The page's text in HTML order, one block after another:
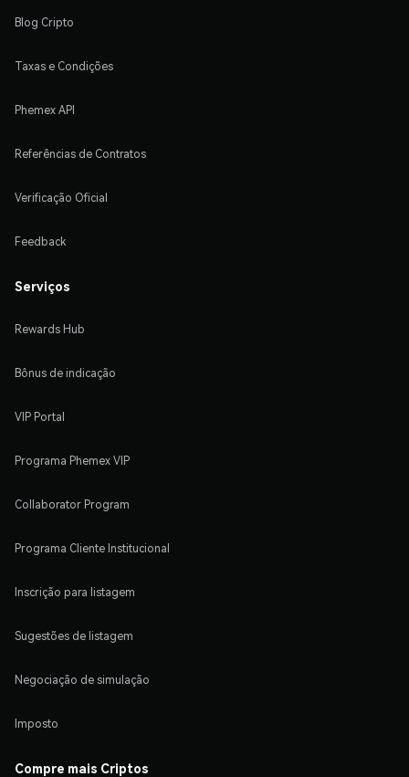
Blog Cripto
Taxas e Condições
Phemex API
Referências de Contratos
Verificação Oficial
Feedback
Serviços
Rewards Hub
Bônus de indicação
VIP Portal
Programa Phemex VIP
Collaborator Program
Programa Cliente Institucional
Inscrição para listagem
Sugestões de listagem
Negociação de simulação
Imposto
Compre mais Criptos